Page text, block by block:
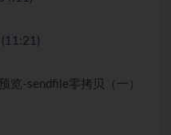
览-sendfile零拷贝（一）